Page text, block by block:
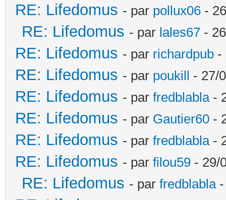
RE: Lifedomus - par pollux06 -
RE: Lifedomus - par lales67 -
RE: Lifedomus - par richardpub -
RE: Lifedomus - par poukill - 27/
RE: Lifedomus - par fredblabla-
RE: Lifedomus - par Gautier60 -
RE: Lifedomus - par fredblabla-
RE: Lifedomus - par filou59 - 29/
RE: Lifedomus - par fredblabla-